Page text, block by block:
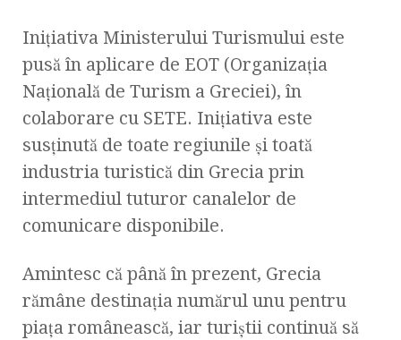
Iniţiativa Ministerului Turismului este
pusă în aplicare de EOT (Organizaţia
Naţională de Turism a Greciei), în
colaborare cu SETE. Iniţiativa este
susţinută de toate regiunile şi toată
industria turistică din Grecia prin
intermediul tuturor canalelor de
comunicare disponibile.
Amintesc că până în prezent, Grecia
rămâne destinaţia numărul unu pentru
piaţa românească, iar turiştii continuă să